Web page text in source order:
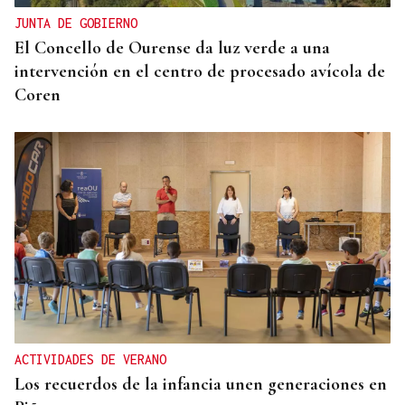
JUNTA DE GOBIERNO
El Concello de Ourense da luz verde a una
intervención en el centro de procesado avícola de
Coren
ACTIVIDADES DE VERANO
Los recuerdos de la infancia unen generaciones en